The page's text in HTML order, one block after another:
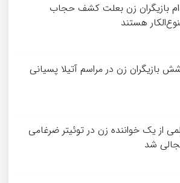
بازیگران زن بعلت کشف حجاب
هستند
بازیگران زن در مراسم آتیلا پسیانی
از یک خواننده زن در توئیتر ضرغامی
شد